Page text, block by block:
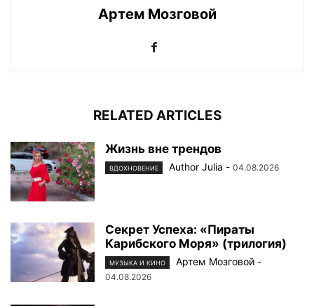
Артем Мозговой
RELATED ARTICLES
Жизнь вне трендов
ВДОХНОВЕНИЕ Author Julia - 04.08.2026
Секрет Успеха: «Пираты
Карибского Моря» (трилогия)
МУЗЫКА И КИНО Артем Мозговой -
04.08.2026